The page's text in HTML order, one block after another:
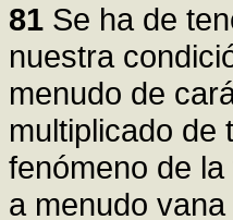
81 Se ha de
nuestra
menudo de
multiplicado de
fenómeno de
a menudo